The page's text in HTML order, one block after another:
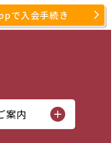
で入会手続き
案内